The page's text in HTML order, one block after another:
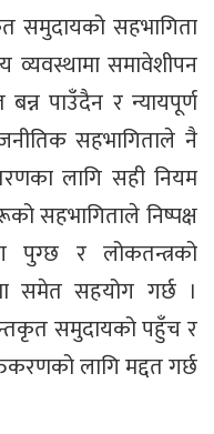
समुदायको सहभागिता
समावेशीपन
पाउँदैन र न्यायपूर्ण
सहभागिताले नै
लागि सही नियम
सहभागिताले निष्पक्ष
पुग्छ र लोकतन्त्रको
समेत सहयोग गर्छ ।
समुदायको पहुँच र
लागि मद्दत गर्छ